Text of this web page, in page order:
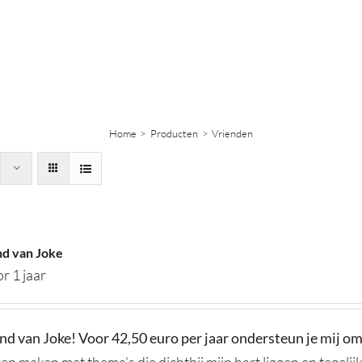
Home Producten Vrienden
van Joke
1 jaar
van Joke! Voor 42,50 euro per jaar ondersteun je mij